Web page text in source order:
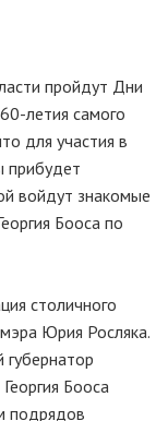
пройдут Дни
летия самого
для участия в
прибудет
войдут знакомые
Бооса по
столичного
Юрия Росляка.
губернатор
Бооса
подрядов